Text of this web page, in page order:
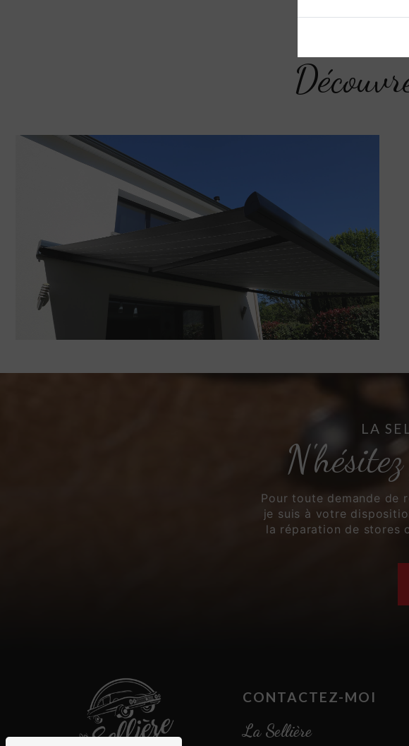
LA
Pour toute demande de
je suis à votre
la réparation de stores
CONTACTEZ-MOI
La Sellière